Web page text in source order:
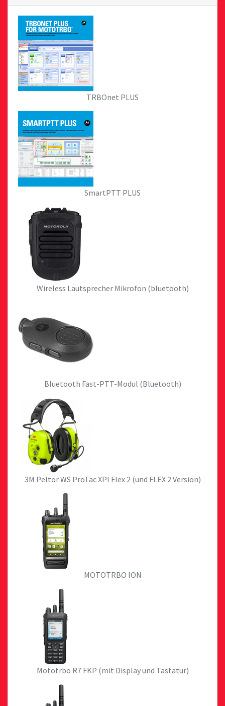
TRBOnet PLUS
SmartPTT PLUS
Wireless Lautsprecher Mikrofon (bluetooth)
Bluetooth Fast-PTT-Modul (Bluetooth)
3M Peltor WS ProTac XPI Flex 2 (und FLEX 2 Version)
MOTOTRBO ION
Mototrbo R7 FKP (mit Display und Tastatur)